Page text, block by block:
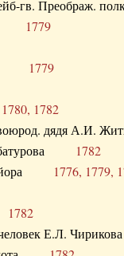
гв. Преображ.
1779
1779
1780, 1782
дядя А.И.
1782
1776, 1779,
1782
человек Е.Л.